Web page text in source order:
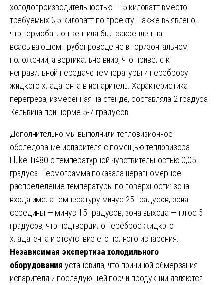
холодопроизводительностью — 5 киловатт вместо
требуемых 3,5 киловатт по проекту. Также выявлено,
что термобаллон вентиля был закреплён на
всасывающем трубопроводе не в горизонтальном
положении, а вертикально вниз, что привело к
неправильной передаче температуры и перебросу
жидкого хладагента в испаритель. Характеристика
перегрева, измеренная на стенде, составляла 2 градуса
Кельвина при норме 5-7 градусов.
Дополнительно мы выполнили тепловизионное
обследование испарителя с помощью тепловизора
Fluke Ti480 с температурной чувствительностью 0,05
градуса. Термограмма показала неравномерное
распределение температуры по поверхности: зона
входа имела температуру минус 25 градусов, зона
середины — минус 15 градусов, зона выхода — плюс 5
градусов, что подтвердило переброс жидкого
хладагента и отсутствие его полного испарения.
Независимая экспертиза холодильного
оборудования установила, что причиной обмерзания
испарителя и последующей порчи продукции являются